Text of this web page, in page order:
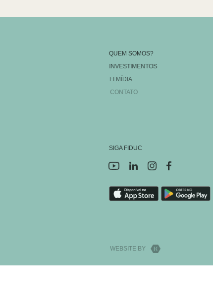
QUEM SOMOS?
INVESTIMENTOS
FI MÍDIA
CONTATO
SIGA FIDUC
WEBSITE BY